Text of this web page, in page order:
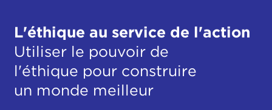
L'éthique au service de l'action
Utiliser le pouvoir de
l'éthique pour construire
un monde meilleur